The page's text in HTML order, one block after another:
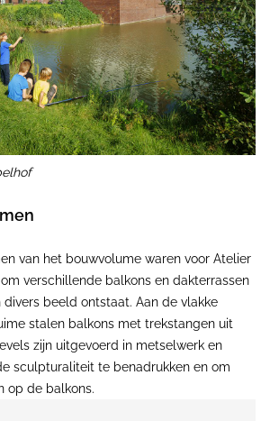
van het bouwvolume waren voor Atelier
verschillende balkons en dakterrassen
beeld ontstaat. Aan de vlakke
stalen balkons met trekstangen uit
zijn uitgevoerd in metselwerk en
sculpturaliteit te benadrukken en om
op de balkons.